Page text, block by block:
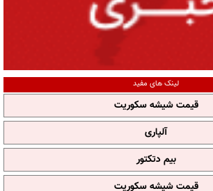
لینک های مفید
قیمت شیشه سکوریت
آلپاری
بیم دتکتور
قیمت شیشه سکوریت